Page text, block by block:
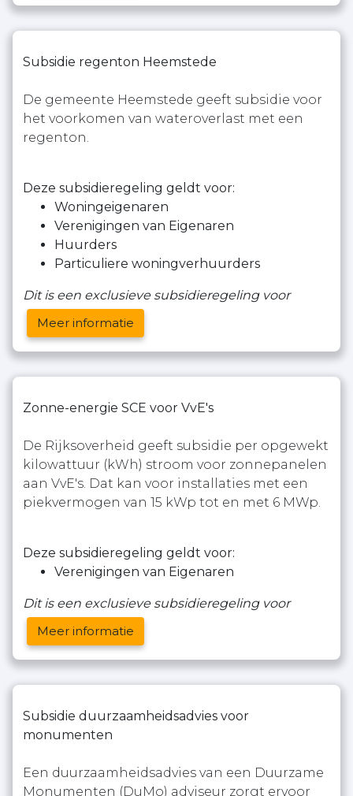
Subsidie regenton Heemstede
De gemeente Heemstede geeft subsidie voor
het voorkomen van wateroverlast met een
regenton.
Deze subsidieregeling geldt voor:
Woningeigenaren
Verenigingen van Eigenaren
Huurders
Particuliere woningverhuurders
Dit is een exclusieve subsidieregeling voor
Meer informatie
Zonne-energie SCE voor VvE's
De Rijksoverheid geeft subsidie per opgewekt
kilowattuur (kWh) stroom voor zonnepanelen
aan VvE's. Dat kan voor installaties met een
piekvermogen van 15 kWp tot en met 6 MWp.
Deze subsidieregeling geldt voor:
Verenigingen van Eigenaren
Dit is een exclusieve subsidieregeling voor
Meer informatie
Subsidie duurzaamheidsadvies voor
monumenten
Een duurzaamheidsadvies van een Duurzame
Monumenten (DuMo) adviseur zorgt ervoor